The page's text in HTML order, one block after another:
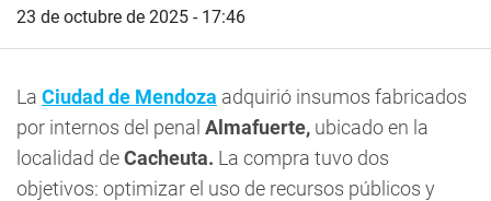
23 de octubre de 2025 - 17:46
La Ciudad de Mendoza adquirió insumos fabricados
por internos del penal Almafuerte, ubicado en la
localidad deCacheuta. La compra tuvo dos
objetivos: optimizar el uso de recursos públicos y